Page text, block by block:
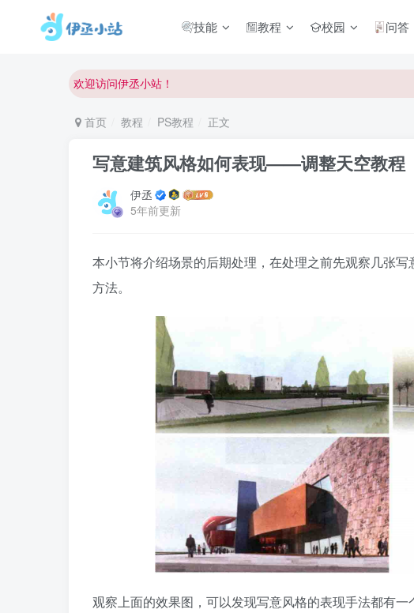
技能 教程 校园 问答
欢迎访问伊丞小站！
首页 教程 PS教程 正文
写意建筑风格如何表现——调整天空教程
伊丞
5年前更新
本小节将介绍场景的后期处理，在处理之前先观察几张
方法。
观察上面的效果图，可以发现写意风格的表现手法都有